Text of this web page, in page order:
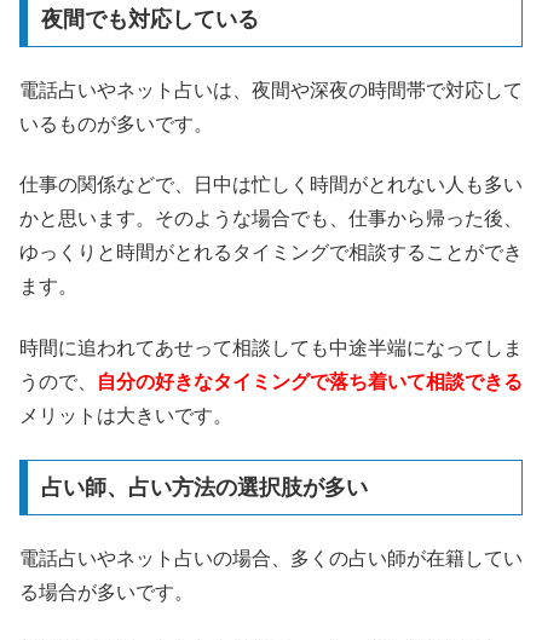
夜間でも対応している
電話占いやネット占いは、夜間や深夜の時間帯で対応して
いるものが多いです。
仕事の関係などで、日中は忙しく時間がとれない人も多い
かと思います。そのような場合でも、仕事から帰った後、
ゆっくりと時間がとれるタイミングで相談することができ
ます。
時間に追われてあせって相談しても中途半端になってしま
うので、
自分の好きなタイミングで落ち着いて相談できる
メリットは大きいです。
占い師、占い方法の選択肢が多い
電話占いやネット占いの場合、多くの占い師が在籍してい
る場合が多いです。